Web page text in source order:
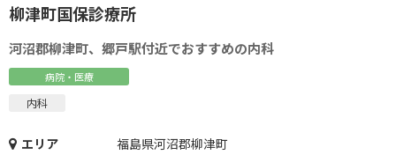
柳津町国保診療所
河沼郡柳津町、郷戸駅付近でおすすめの内科
病院・医療
内科
エリア
福島県河沼郡柳津町